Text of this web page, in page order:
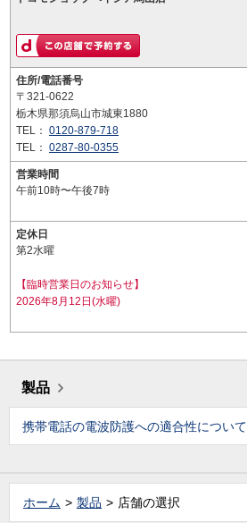
住所/電話番号
〒321-0622
栃木県那須烏山市城東1880
TEL： 0120-879-718
TEL： 0287-80-0355
営業時間
午前10時〜午後7時
定休日
第2水曜
【臨時営業日のお知らせ】
2026年8月12日(水曜)
製品
携帯電話の電波防護への適合性について
ホーム 製品 店舗の選択